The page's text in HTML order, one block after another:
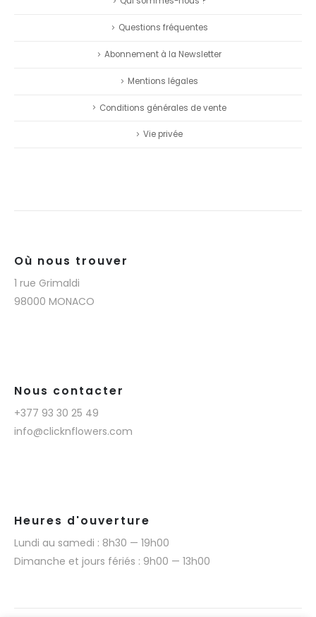
Questions fréquentes
Abonnement à la Newsletter
Mentions légales
Conditions générales de vente
Vie privée
Où nous trouver
1 rue Grimaldi
98000 MONACO
Nous contacter
+377 93 30 25 49
info@clicknflowers.com
Heures d'ouverture
Lundi au samedi : 8h30 — 19h00
Dimanche et jours fériés : 9h00 — 13h00